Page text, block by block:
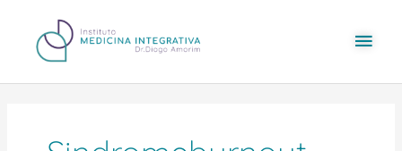
content
Main